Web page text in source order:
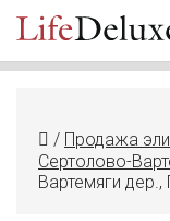
/ Продажа
Сертолово-
Вартемяги
3, к. А
+7 (812)